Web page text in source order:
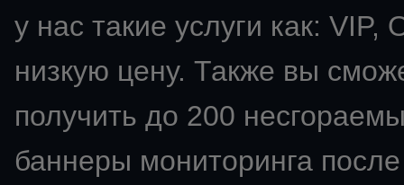
у нас такие услуги как:
низкую цену. Также вы
получить до 200
баннеры мониторинга